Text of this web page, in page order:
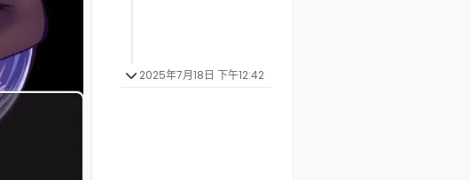
2025年7月18日 下午12:42